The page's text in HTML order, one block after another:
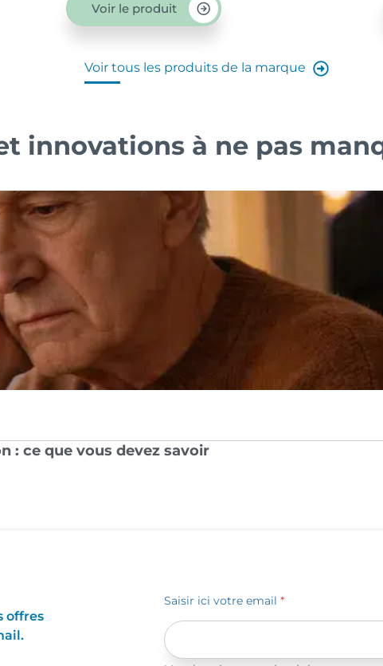
Voir le produit
Voir tous les produits de la marque
innovations à ne pas
: ce que vous devez savoir
offres
Saisir ici votre email *